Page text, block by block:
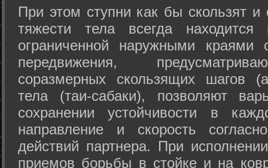
При этом ступни как бы скользят
тяжести тела всегда
ограниченной наружными краями
передвижения,
соразмерных скользящих шагов
тела (таи-сабаки), позволяют
сохранении устойчивости в
направление и скорость
действий партнера. При
приемов борьбы в стойке и на